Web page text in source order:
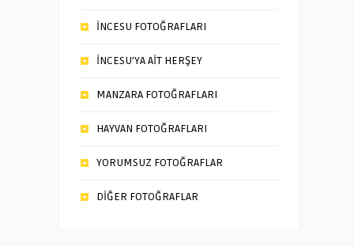
İNCESU FOTOĞRAFLARI
İNCESU’YA AİT HERŞEY
MANZARA FOTOĞRAFLARI
HAYVAN FOTOĞRAFLARI
YORUMSUZ FOTOĞRAFLAR
DİĞER FOTOĞRAFLAR